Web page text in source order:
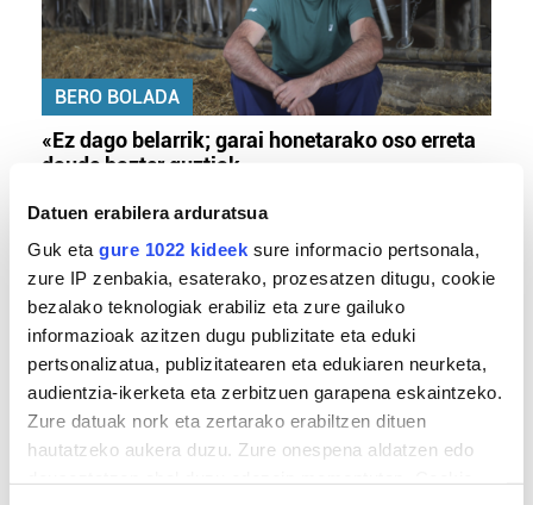
Datuen erabilera arduratsua
Guk eta gure 1022 kideek sure informacio pertsonala,
zure IP zenbakia, esaterako, prozesatzen ditugu, cookie
bezalako teknologiak erabiliz eta zure gailuko
informazioak azitzen dugu publizitate eta eduki
pertsonalizatua, publizitatearen eta edukiaren neurketa,
audientzia-ikerketa eta zerbitzuen garapena eskaintzeko.
Zure datuak nork eta zertarako erabiltzen dituen
hautatzeko aukera duzu. Zure onespena aldatzen edo
BERO BOLADA
«Ez dago belarrik; garai honetarako oso erreta
daude bazter guztiak»
TXIRRINDULARITZA
«Entrenatzen duzun bideetan lehiatzeak